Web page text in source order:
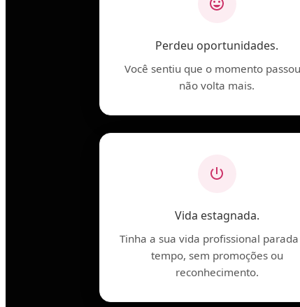
Perdeu oportunidades.
Você sentiu que o momento
não volta mais.
Vida estagnada.
Tinha a sua vida profissional
tempo, sem promoções ou
reconhecimento.